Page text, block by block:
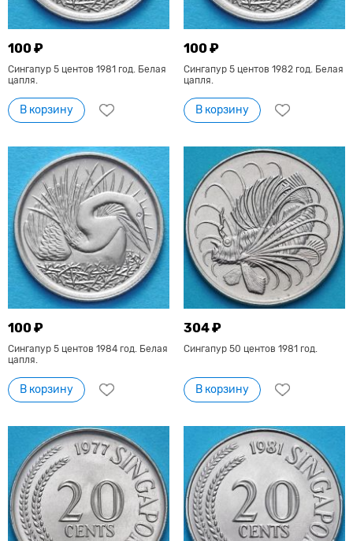
100 ₽
Сингапур 5 центов 1981 год. Белая
цапля.
В корзину
100 ₽
Сингапур 5 центов 1982 год. Белая
цапля.
В корзину
100 ₽
Сингапур 5 центов 1984 год. Белая
цапля.
В корзину
304 ₽
Сингапур 50 центов 1981 год.
В корзину